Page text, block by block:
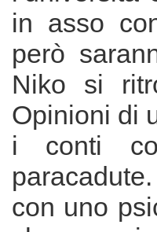
in asso
però
Niko si
Opinioni di
i conti
con uno